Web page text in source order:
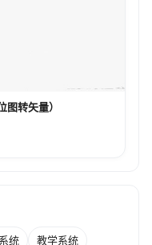
转矢量）
统 教学系统